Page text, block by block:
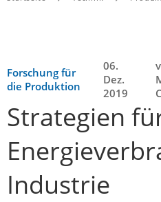
Forschung für
die Produktion
06.
Dez.
2019
Strategien
Industrie